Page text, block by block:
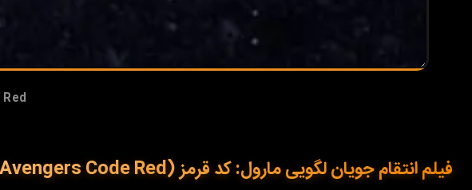
فیلم انتقام جویان لگویی مارول: کد قرمز (LEGO Marvel Avengers Code Red) 2023 با زیرنویس فارسی